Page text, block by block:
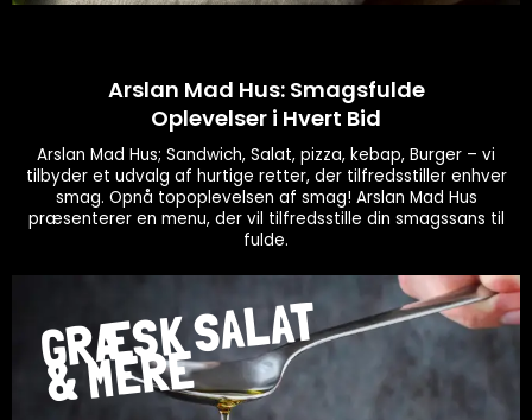
Arslan Mad Hus: Smagsfulde
Oplevelser i Hvert Bid
Arslan Mad Hus; Sandwich, Salat, pizza, kebap, Burger – vi
tilbyder et udvalg af hurtige retter, der tilfredsstiller enhver
smag. Opnå topoplevelsen af smag! Arslan Mad Hus
præsenterer en menu, der vil tilfredsstille din smagssans til
fulde.
GRÆSK SALAT
& MERE